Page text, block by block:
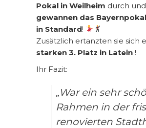
Pokal in Weilheim durch und
gewannen das
in Standard!
Zusätzlich ertanzten sie sich
starken 3. Platz in Latein !
Ihr Fazit:
„War ein sehr
Rahmen in der
renovierten